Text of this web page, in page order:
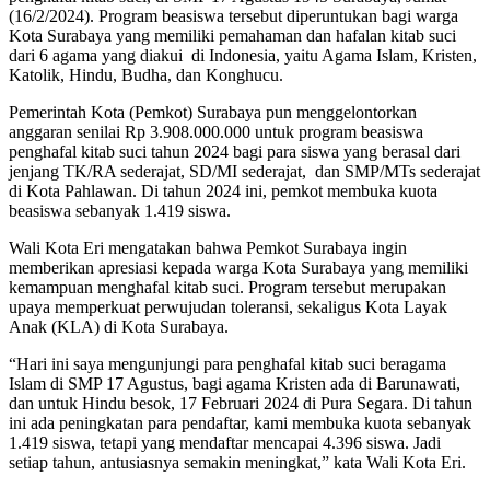
(16/2/2024). Program beasiswa tersebut diperuntukan bagi warga
Kota Surabaya yang memiliki pemahaman dan hafalan kitab suci
dari 6 agama yang diakui di Indonesia, yaitu Agama Islam, Kristen,
Katolik, Hindu, Budha, dan Konghucu.
Pemerintah Kota (Pemkot) Surabaya pun menggelontorkan
anggaran senilai Rp 3.908.000.000 untuk program beasiswa
penghafal kitab suci tahun 2024 bagi para siswa yang berasal dari
jenjang TK/RA sederajat, SD/MI sederajat, dan SMP/MTs sederajat
di Kota Pahlawan. Di tahun 2024 ini, pemkot membuka kuota
beasiswa sebanyak 1.419 siswa.
Wali Kota Eri mengatakan bahwa Pemkot Surabaya ingin
memberikan apresiasi kepada warga Kota Surabaya yang memiliki
kemampuan menghafal kitab suci. Program tersebut merupakan
upaya memperkuat perwujudan toleransi, sekaligus Kota Layak
Anak (KLA) di Kota Surabaya.
“Hari ini saya mengunjungi para penghafal kitab suci beragama
Islam di SMP 17 Agustus, bagi agama Kristen ada di Barunawati,
dan untuk Hindu besok, 17 Februari 2024 di Pura Segara. Di tahun
ini ada peningkatan para pendaftar, kami membuka kuota sebanyak
1.419 siswa, tetapi yang mendaftar mencapai 4.396 siswa. Jadi
setiap tahun, antusiasnya semakin meningkat,” kata Wali Kota Eri.